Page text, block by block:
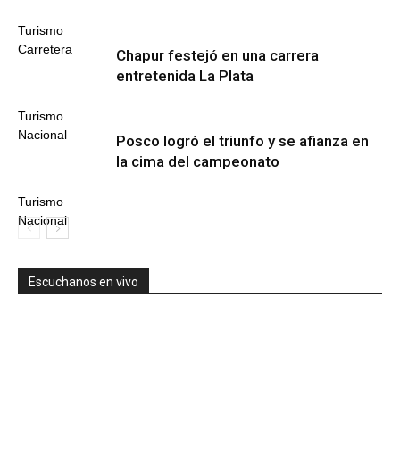
Turismo
Carretera
Turismo
Nacional
Chapur festejó en una carrera
entretenida La Plata
Turismo
Nacional
Posco logró el triunfo y se afianza en
la cima del campeonato
Escuchanos en vivo